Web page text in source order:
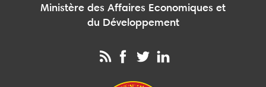
Ministère des Affaires Economiques et
du Développement